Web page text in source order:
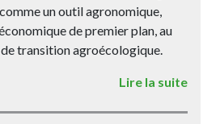
un outil agronomique,
de premier plan, au
transition agroécologique.
Lire la suite